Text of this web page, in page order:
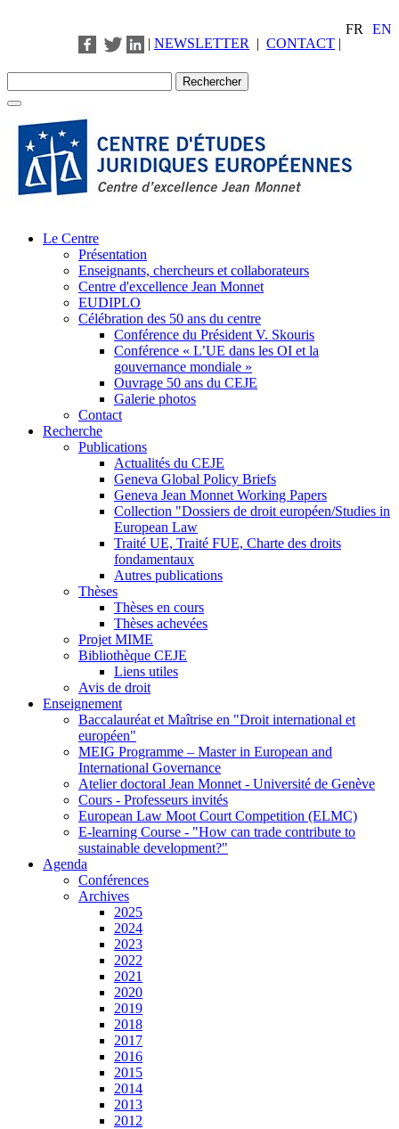
FR
EN
| NEWSLETTER | CONTACT |
Le Centre
Présentation
Enseignants, chercheurs et collaborateurs
Centre d'excellence Jean Monnet
EUDIPLO
Célébration des 50 ans du centre
Conférence du Président V. Skouris
Conférence « L’UE dans les OI et la
gouvernance mondiale »
Ouvrage 50 ans du CEJE
Galerie photos
Contact
Recherche
Publications
Actualités du CEJE
Geneva Global Policy Briefs
Geneva Jean Monnet Working Papers
Collection "Dossiers de droit européen/Studies in
European Law
Traité UE, Traité FUE, Charte des droits
fondamentaux
Autres publications
Thèses
Thèses en cours
Thèses achevées
Projet MIME
Bibliothèque CEJE
Liens utiles
Avis de droit
Enseignement
Baccalauréat et Maîtrise en "Droit international et
européen"
MEIG Programme – Master in European and
International Governance
Atelier doctoral Jean Monnet - Université de Genève
Cours - Professeurs invités
European Law Moot Court Competition (ELMC)
E-learning Course - "How can trade contribute to
sustainable development?"
Agenda
Conférences
Archives
2025
2024
2023
2022
2021
2020
2019
2018
2017
2016
2015
2014
2013
2012